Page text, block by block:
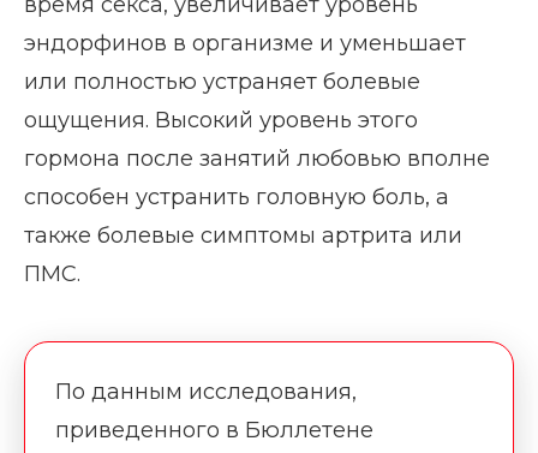
эндорфинов в организме и уменьшает
или полностью устраняет болевые
ощущения. Высокий уровень этого
гормона после занятий любовью вполне
способен устранить головную боль, а
также болевые симптомы артрита или
ПМС.
По данным исследования,
приведенного в Бюллетене